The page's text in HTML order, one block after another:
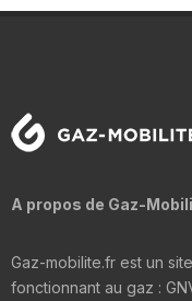
A propos de Gaz-
Gaz-mobilite.fr est un
fonctionnant au gaz :